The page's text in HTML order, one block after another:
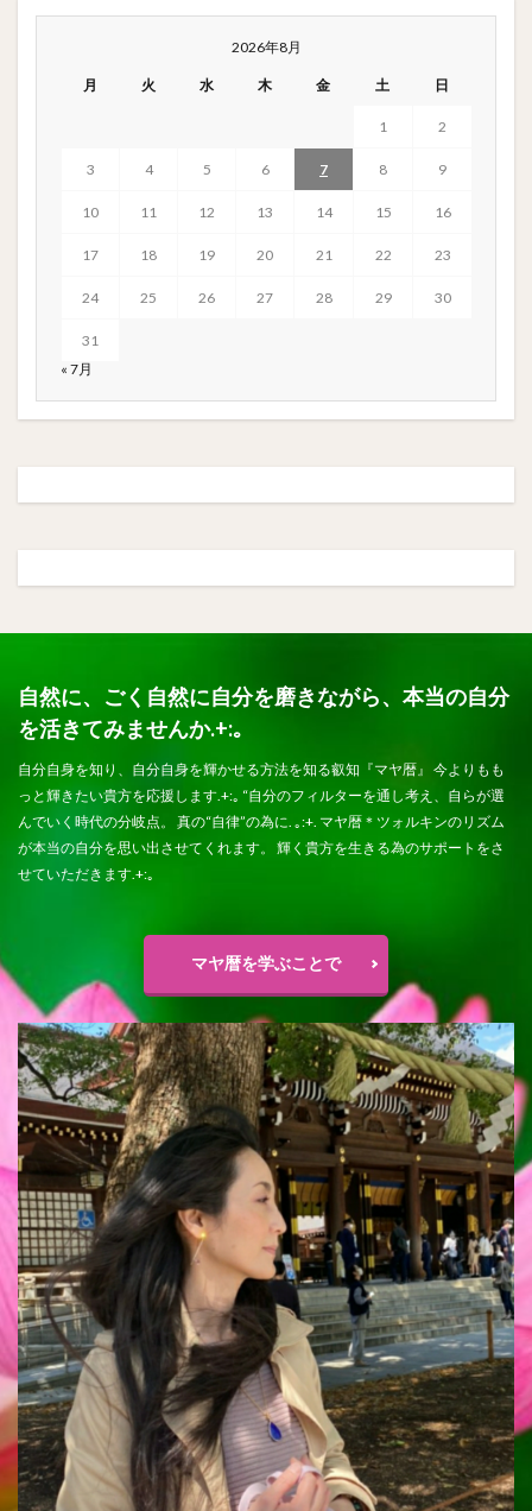
2026年8月
月 火 水 木 金 土 日
1 2
3 4 5 6 7 8 9
10 11 12 13 14 15 16
17 18 19 20 21 22 23
24 25 26 27 28 29 30
31
« 7月
自然に、ごく自然に自分を磨きながら、本当の自分
を活きてみませんか.+:｡
自分自身を知り、自分自身を輝かせる方法を知る叡知『マヤ暦』 今よりもも
っと輝きたい貴方を応援します.+:｡ “自分のフィルターを通し考え、自らが選
んでいく時代の分岐点。 真の“自律”の為に. ｡:+. マヤ暦＊ツォルキンのリズム
が本当の自分を思い出させてくれます。 輝く貴方を生きる為のサポートをさ
せていただきます.+:｡
マヤ暦を学ぶことで